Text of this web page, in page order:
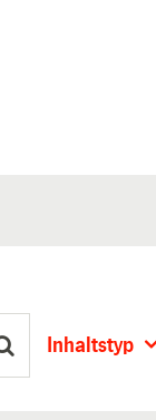
Inhaltstyp